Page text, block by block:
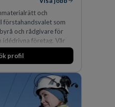
och
förstahandsvalet som
och rådgivare för
idédrivna företag. Vår
har gett oss en
Våra klienter väljer
profil